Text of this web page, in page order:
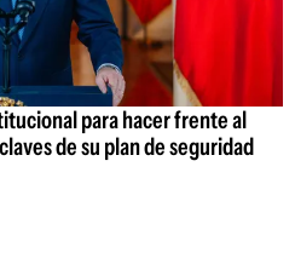
para hacer frente al
de su plan de seguridad